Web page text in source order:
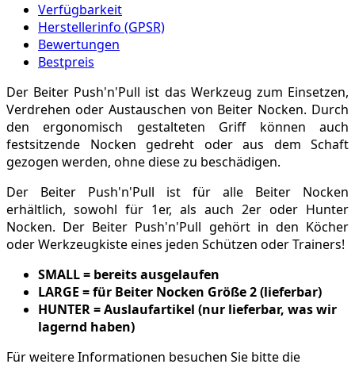
Verfügbarkeit
Herstellerinfo (GPSR)
Bewertungen
Bestpreis
Der Beiter Push'n'Pull ist das Werkzeug zum Einsetzen,
Verdrehen oder Austauschen von Beiter Nocken. Durch
den ergonomisch gestalteten Griff können auch
festsitzende Nocken gedreht oder aus dem Schaft
gezogen werden, ohne diese zu beschädigen.
Der Beiter Push'n'Pull ist für alle Beiter Nocken
erhältlich, sowohl für 1er, als auch 2er oder Hunter
Nocken. Der Beiter Push'n'Pull gehört in den Köcher
oder Werkzeugkiste eines jeden Schützen oder Trainers!
SMALL = bereits ausgelaufen
LARGE = für Beiter Nocken Größe 2 (lieferbar)
HUNTER = Auslaufartikel (nur lieferbar, was wir
lagernd haben)
Für weitere Informationen besuchen Sie bitte die